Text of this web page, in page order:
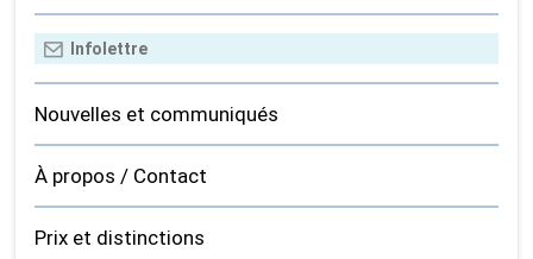
Nouvelles et communiqués
À propos / Contact
Prix et distinctions